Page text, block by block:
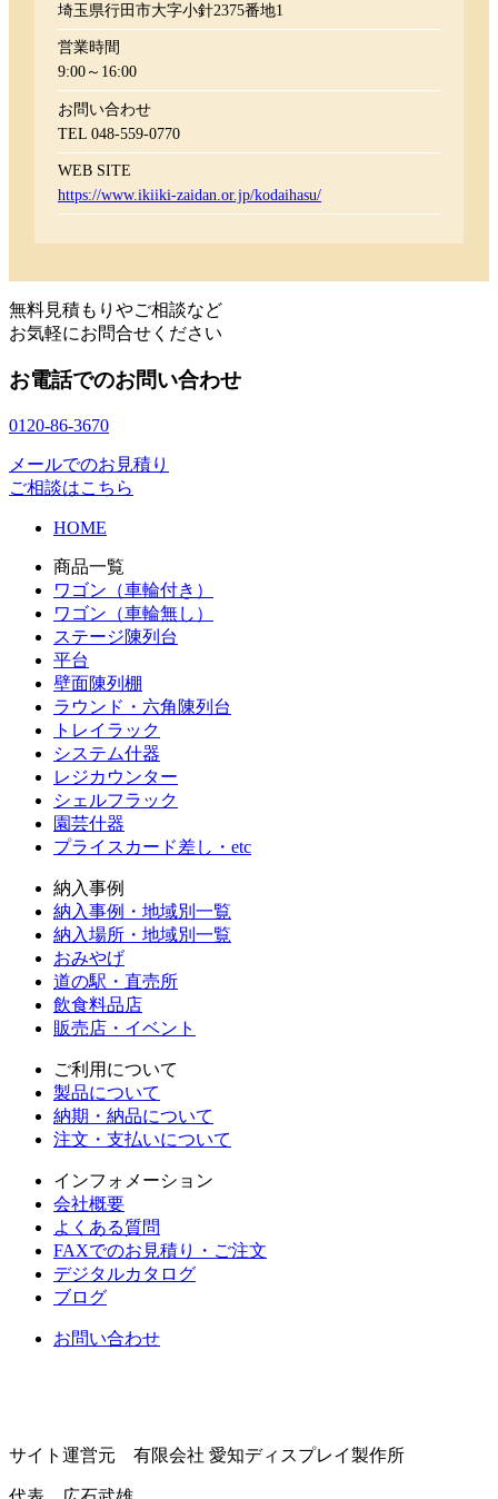
埼玉県行田市大字小針2375番地1
営業時間
9:00～16:00
お問い合わせ
TEL 048-559-0770
WEB SITE
https://www.ikiiki-zaidan.or.jp/kodaihasu/
無料見積もりやご相談など
お気軽にお問合せください
お電話でのお問い合わせ
0120-86-3670
メールでのお見積り
ご相談はこちら
HOME
商品一覧
ワゴン（車輪付き）
ワゴン（車輪無し）
ステージ陳列台
平台
壁面陳列棚
ラウンド・六角陳列台
トレイラック
システム什器
レジカウンター
シェルフラック
園芸什器
プライスカード差し・etc
納入事例
納入事例・地域別一覧
納入場所・地域別一覧
おみやげ
道の駅・直売所
飲食料品店
販売店・イベント
ご利用について
製品について
納期・納品について
注文・支払いについて
インフォメーション
会社概要
よくある質問
FAXでのお見積り・ご注文
デジタルカタログ
ブログ
お問い合わせ
サイト運営元 有限会社 愛知ディスプレイ製作所